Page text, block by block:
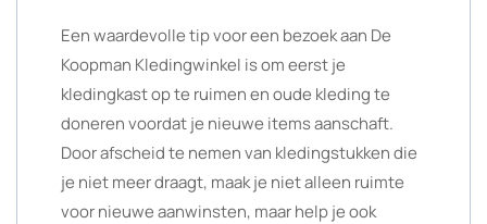
Een waardevolle tip voor een bezoek aan De
Koopman Kledingwinkel is om eerst je
kledingkast op te ruimen en oude kleding te
doneren voordat je nieuwe items aanschaft.
Door afscheid te nemen van kledingstukken die
je niet meer draagt, maak je niet alleen ruimte
voor nieuwe aanwinsten, maar help je ook